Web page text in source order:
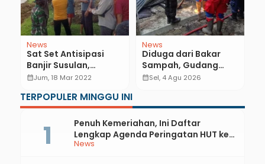
News
Sat Set Antisipasi
Banjir Susulan,
Tanggul Darurat
Mulai Dikerjakan
calendar_monthJum, 18 Mar 2022
News
Diduga dari Bakar
Sampah, Gudang
Mebel di Petanahan
calendar_monthSel, 4 Agu 2026
TERPOPULER MINGGU INI
News
Penuh Kemeriahan, Ini Daftar
Lengkap Agenda Peringatan HUT ke-
81 RI dan Hari Jadi ke-397 Kabupaten